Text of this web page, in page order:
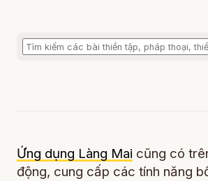
Ứng dụng Làng Mai cũng có
động, cung cấp các tính năng